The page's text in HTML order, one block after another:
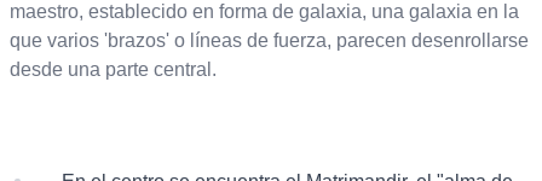
maestro, establecido en forma de galaxia, una galaxia en la
que varios 'brazos' o líneas de fuerza, parecen desenrollarse
desde una parte central.